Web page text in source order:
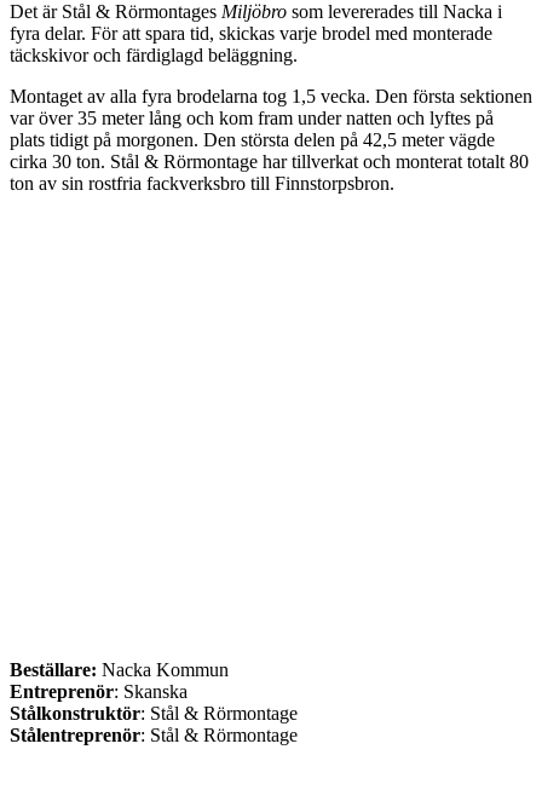
Det är Stål & Rörmontages Miljöbro som levererades till Nacka i
fyra delar. För att spara tid, skickas varje brodel med monterade
täckskivor och färdiglagd beläggning.
Montaget av alla fyra brodelarna tog 1,5 vecka. Den första sektionen
var över 35 meter lång och kom fram under natten och lyftes på
plats tidigt på morgonen. Den största delen på 42,5 meter vägde
cirka 30 ton. Stål & Rörmontage har tillverkat och monterat totalt 80
ton av sin rostfria fackverksbro till Finnstorpsbron.
Beställare: Nacka Kommun
Entreprenör: Skanska
Stålkonstruktör: Stål & Rörmontage
Stålentreprenör: Stål & Rörmontage